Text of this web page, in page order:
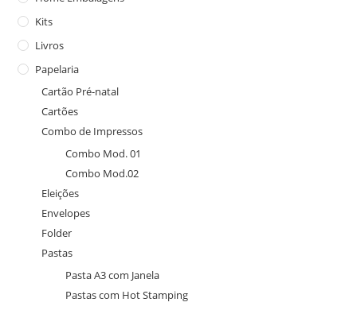
Kits
Livros
Papelaria
Cartão Pré-natal
Cartões
Combo de Impressos
Combo Mod. 01
Combo Mod.02
Eleições
Envelopes
Folder
Pastas
Pasta A3 com Janela
Pastas com Hot Stamping